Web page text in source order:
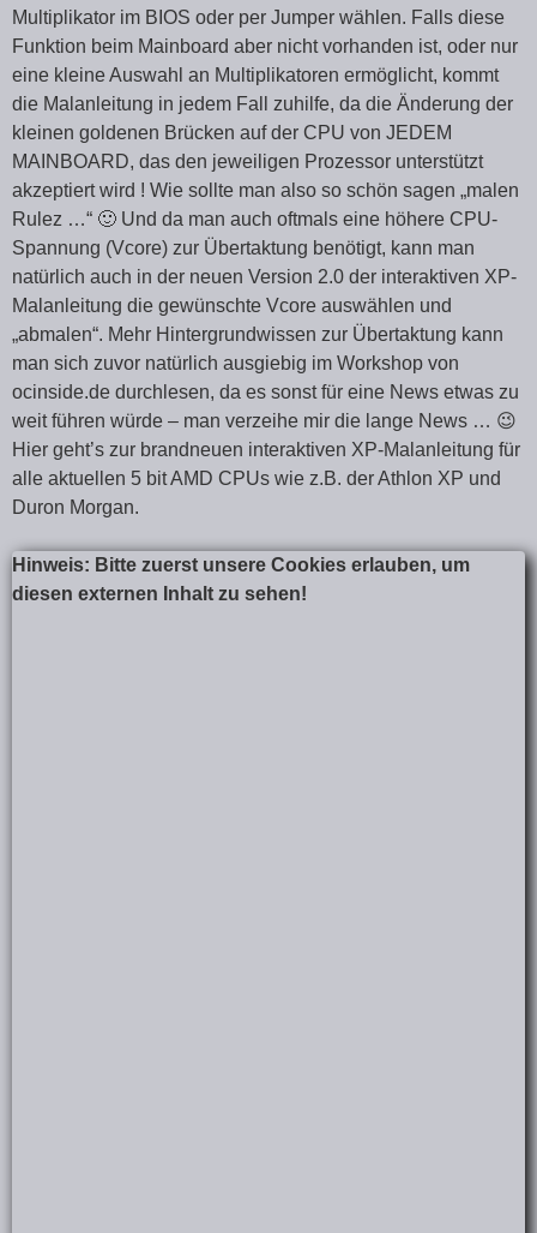
Multiplikator im BIOS oder per Jumper wählen. Falls diese
Funktion beim Mainboard aber nicht vorhanden ist, oder nur
eine kleine Auswahl an Multiplikatoren ermöglicht, kommt
die Malanleitung in jedem Fall zuhilfe, da die Änderung der
kleinen goldenen Brücken auf der CPU von JEDEM
MAINBOARD, das den jeweiligen Prozessor unterstützt
akzeptiert wird ! Wie sollte man also so schön sagen „malen
Rulez …“ 🙂 Und da man auch oftmals eine höhere CPU-
Spannung (Vcore) zur Übertaktung benötigt, kann man
natürlich auch in der neuen Version 2.0 der interaktiven XP-
Malanleitung die gewünschte Vcore auswählen und
„abmalen“. Mehr Hintergrundwissen zur Übertaktung kann
man sich zuvor natürlich ausgiebig im Workshop von
ocinside.de durchlesen, da es sonst für eine News etwas zu
weit führen würde – man verzeihe mir die lange News … 😉
Hier geht’s zur brandneuen interaktiven XP-Malanleitung für
alle aktuellen 5 bit AMD CPUs wie z.B. der Athlon XP und
Duron Morgan.
Hinweis: Bitte zuerst unsere Cookies erlauben, um
diesen externen Inhalt zu sehen!